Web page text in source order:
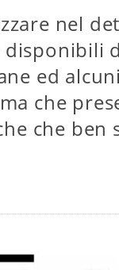
nel
ed
che
che ben